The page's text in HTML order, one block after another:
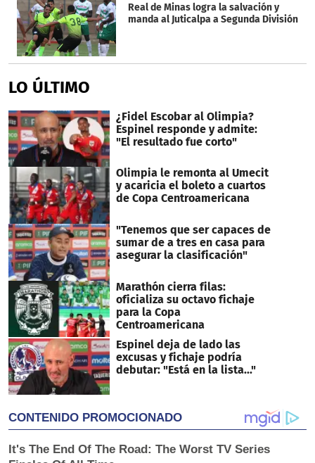
Real de Minas logra la salvación y
manda al Juticalpa a Segunda División
LO ÚLTIMO
¿Fidel Escobar al Olimpia?
Espinel responde y admite:
"El resultado fue corto"
Olimpia le remonta al Umecit
y acaricia el boleto a cuartos
de Copa Centroamericana
"Tenemos que ser capaces de
sumar de a tres en casa para
asegurar la clasificación"
Marathón cierra filas:
oficializa su octavo fichaje
para la Copa
Centroamericana
Espinel deja de lado las
excusas y fichaje podría
debutar: "Está en la lista..."